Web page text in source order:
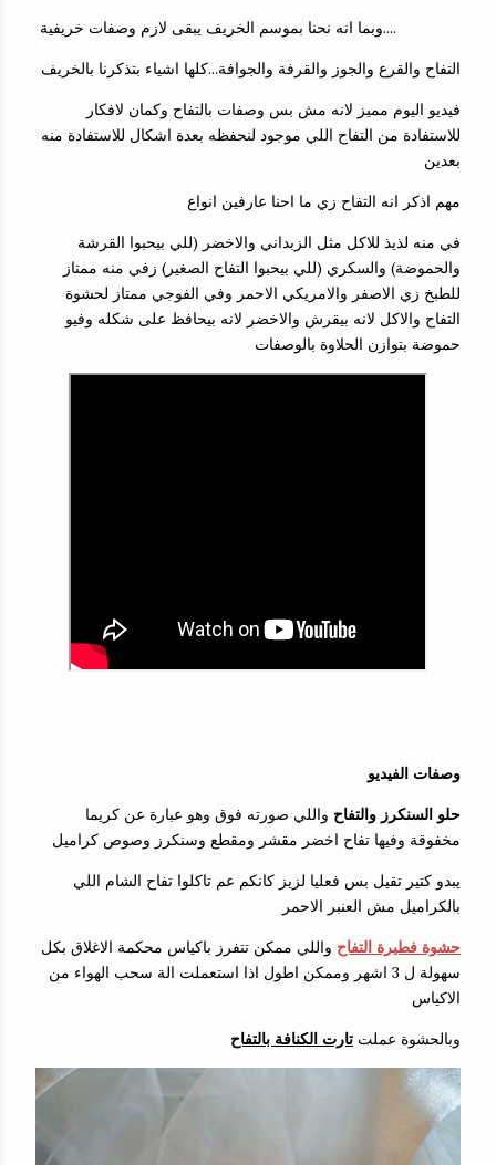
وبما انه نحنا بموسم الخريف يبقى لازم وصفات خريفية....
التفاح والقرع والجوز والقرفة والجوافة...كلها اشياء بتذكرنا بالخريف
فيديو اليوم مميز لانه مش بس وصفات بالتفاح وكمان لافكار
للاستفادة من التفاح اللي موجود لنحفظه بعدة اشكال للاستفادة منه
بعدين
مهم اذكر انه التفاح زي ما احنا عارفين انواع
في منه لذيذ للاكل مثل الزبداني والاخضر (للي بيحبوا القرشة
والحموضة) والسكري (للي بيحبوا التفاح الصغير) زفي منه ممتاز
للطبخ زي الاصفر والامريكي الاحمر وفي الفوجي ممتاز لحشوة
التفاح والاكل لانه بيقرش والاخضر لانه بيحافظ على شكله وفيو
حموضة بتوازن الحلاوة بالوصفات
وصفات الفيديو
حلو السنكرز والتفاح واللي صورته فوق وهو عبارة عن كريما
مخفوقة وفيها تفاح اخضر مقشر ومقطع وسنكرز وصوص كراميل
يبدو كتير تقيل بس فعليا لزيز كانكم عم تاكلوا تفاح الشام اللي
بالكراميل مش العنبر الاحمر
حشوة فطيرة التفاح واللي ممكن تتفرز باكياس محكمة الاغلاق بكل
سهولة ل 3 اشهر وممكن اطول اذا استعملت الة سحب الهواء من
الاكياس
وبالحشوة عملت تارت الكنافة بالتفاح